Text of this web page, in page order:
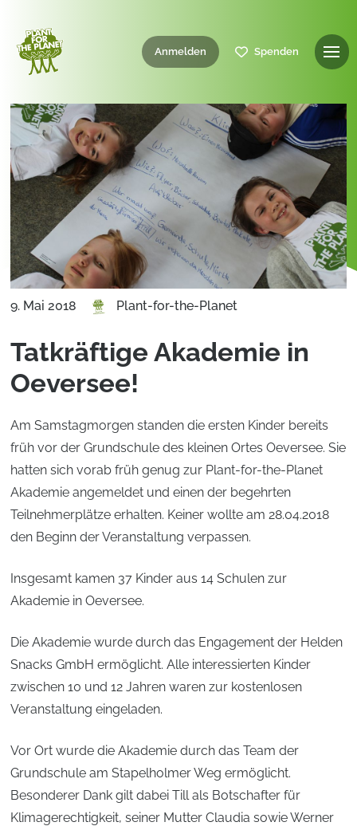
Anmelden Spenden
9. Mai 2018 Plant-for-the-Planet
Tatkräftige Akademie in
Oeversee!
Am Samstagmorgen standen die ersten Kinder bereits
früh vor der Grundschule des kleinen Ortes Oeversee. Sie
hatten sich vorab früh genug zur Plant-for-the-Planet
Akademie angemeldet und einen der begehrten
Teilnehmerplätze erhalten. Keiner wollte am 28.04.2018
den Beginn der Veranstaltung verpassen.
Insgesamt kamen 37 Kinder aus 14 Schulen zur
Akademie in Oeversee.
Die Akademie wurde durch das Engagement der Helden
Snacks GmbH ermöglicht. Alle interessierten Kinder
zwischen 10 und 12 Jahren waren zur kostenlosen
Veranstaltung eingeladen.
Vor Ort wurde die Akademie durch das Team der
Grundschule am Stapelholmer Weg ermöglicht.
Besonderer Dank gilt dabei Till als Botschafter für
Klimagerechtigkeit, seiner Mutter Claudia sowie Werner